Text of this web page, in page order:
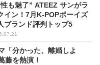
も魅了” ATEEZ サンがラ
イン！7月K-POPボーイズ
ブランド評判トップ5
「分かった、離婚しよ
藤を熱演！